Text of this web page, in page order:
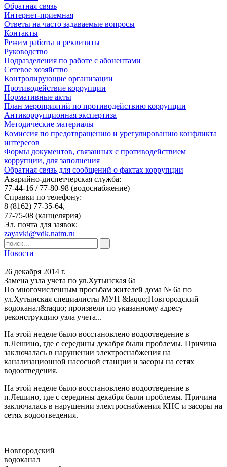
Обратная связь
Интернет-приемная
Ответы на часто задаваемые вопросы
Контакты
Режим работы и реквизиты
Руководство
Подразделения по работе с абонентами
Сетевое хозяйство
Контролирующие организации
Противодействие коррупции
Нормативные акты
План мероприятий по противодействию коррупции
Антикоррупционная экспертиза
Методические материалы
Комиссия по предотвращению и урегулированию конфликта
интересов
Формы документов, связанных с противодействием
коррупции, для заполнения
Обратная связь для сообщений о фактах коррупции
Аварийно-диспетчерская служба:
77-44-16 / 77-80-98 (водоснабжение)
Справки по телефону:
8 (8162) 77-35-64,
77-75-08 (канцелярия)
Эл. почта для заявок:
zayavki@vdk.natm.ru
Новости
26 декабря 2014 г.
Замена узла учета по ул.Хутынская 6а
По многочисленным просьбам жителей дома № 6а по
ул.Хутынская специалисты МУП &laquo;Новгородский
водоканал&raquo; произвели по указанному адресу
реконструкцию узла учета...
На этой неделе было восстановлено водоотведение в
п.Лешино, где с середины декабря были проблемы. Причина
заключалась в нарушении электроснабжения на
канализационной насосной станции и засоры на сетях
водоотведения.
На этой неделе было восстановлено водоотведение в
п.Лешино, где с середины декабря были проблемы. Причина
заключалась в нарушении электроснабжения КНС и засоры на
сетях водоотведения.
Новгородский
водоканал